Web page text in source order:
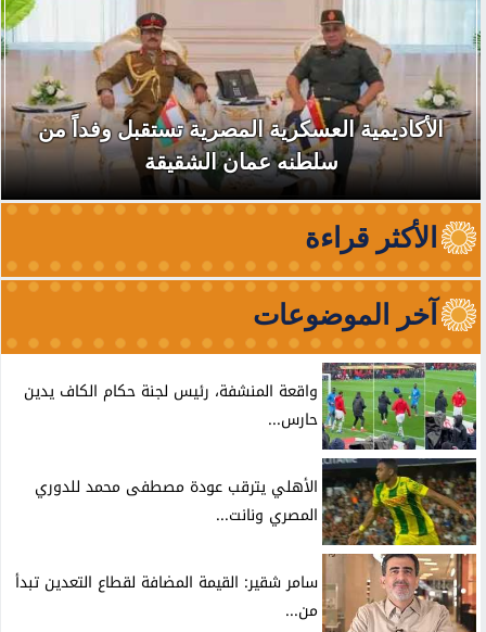
الأكاديمية العسكرية المصرية تستقبل وفداً من
سلطنه عمان الشقيقة
الأكثر قراءة
آخر الموضوعات
واقعة المنشفة، رئيس لجنة حكام الكاف يدين
حارس...
الأهلي يترقب عودة مصطفى محمد للدوري
المصري ونانت...
سامر شقير: القيمة المضافة لقطاع التعدين تبدأ
من...